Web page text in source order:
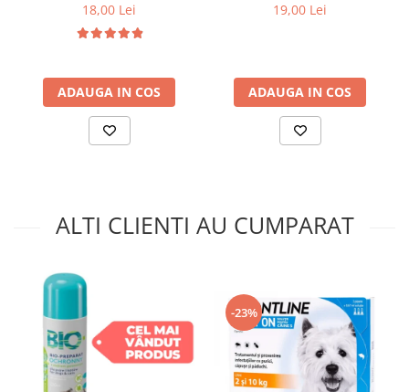
18,00 Lei
ADAUGA IN COS
19,00 Lei
ADAUGA IN COS
ALTI CLIENTI AU CUMPARAT
-23%